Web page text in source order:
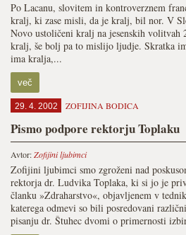
Po Lacanu, slovitem in kontroverznem
kralj, ki zase misli, da je kralj, bil nor. V
Novo ustoličeni kralj na jesenskih volitvah
kralj, še bolj pa to mislijo ljudje. Skratka
ima kralja,...
več
29. 4. 2002 ZOFIJINA BODICA
Pismo podpore rektorju Toplaku
Avtor:Zofijini ljubimci
Zofijini ljubimci smo zgroženi nad
rektorja dr. Ludvika Toplaka, ki si jo je
članku »Zdraharstvo«, objavljenem v
katerega odmevi so bili posredovani
pisanju dr. Štuhec dvomi o primernosti